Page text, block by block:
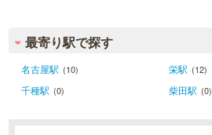
最寄り駅で探す
名古屋駅 (10) 栄駅 (12)
千種駅 (0) 柴田駅 (0)